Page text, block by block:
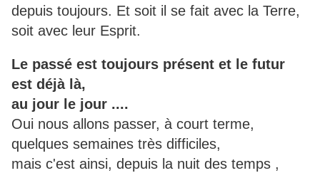
depuis toujours. Et soit il se fait avec la Terre,
soit avec leur Esprit.
Le passé est toujours présent et le futur
est déjà là,
au jour le jour ....
Oui nous allons passer, à court terme,
quelques semaines très difficiles,
mais c'est ainsi, depuis la nuit des temps ,